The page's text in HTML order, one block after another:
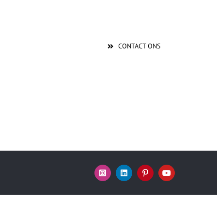
CONTACT ONS
InstagramLinkedInPinterestYouTube